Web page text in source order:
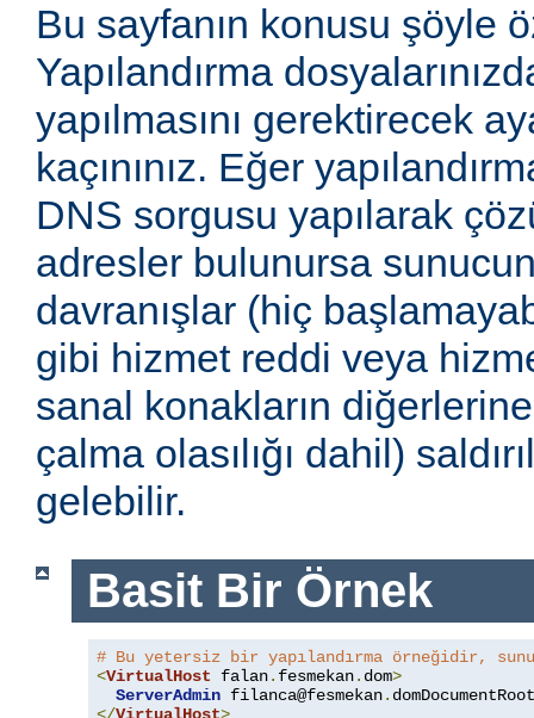
Bu sayfanın konusu şöyle
Yapılandırma
yapılmasını gerektirecek
kaçınınız. Eğer
DNS sorgusu yapılarak
adresler bulunursa
davranışlar (hiç
gibi hizmet reddi veya
sanal konakların
çalma olasılığı dahil)
gelebilir.
Basit Bir Örnek
# Bu yetersiz bir yapılandırma örneğidir,
<VirtualHost falan. fesmekan. dom>
ServerAdmin filanca@fesmekan. dom
</VirtualHost>